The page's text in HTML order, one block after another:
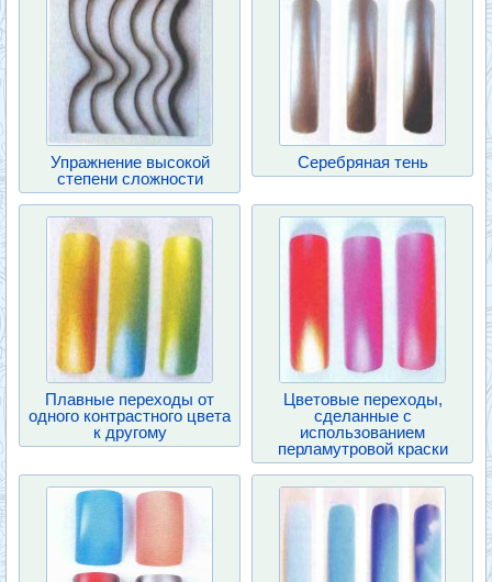
Упражнение высокой
степени сложности
Серебряная тень
Плавные переходы от
одного контрастного цвета
к другому
Цветовые переходы,
сделанные с
использованием
перламутровой краски